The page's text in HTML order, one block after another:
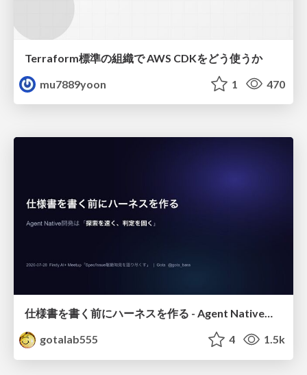
Terraform標準の組織で AWS CDKをどう使うか
mu7889yoon
1 470
仕様書を書く前にハーネスを作る - Agent Native開発は「探索を速く、判定を固く」
gotalab555
4 1.5k